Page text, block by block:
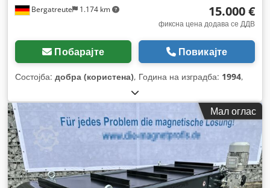
Bergatreute 1.174 km 15.000 €
фиксна цена додава се ДДВ
Побарајте Повикајте
Состојба: добра (користена), Година на изградба: 1994,
Мал оглас